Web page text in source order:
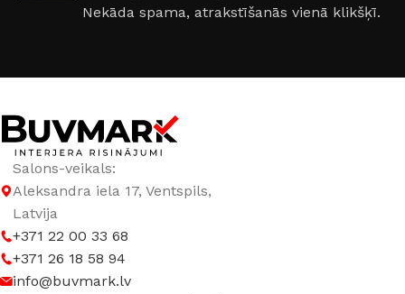
Nekāda spama, atrakstīšanās vienā klikšķī.
Salons-veikals:
Aleksandra iela 17, Ventspils,
Latvija
+371 22 00 33 68
+371 26 18 58 94
info@buvmark.lv